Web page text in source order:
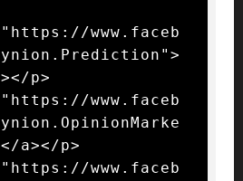
www.faceb
p>
www.faceb
a></p>
www.faceb